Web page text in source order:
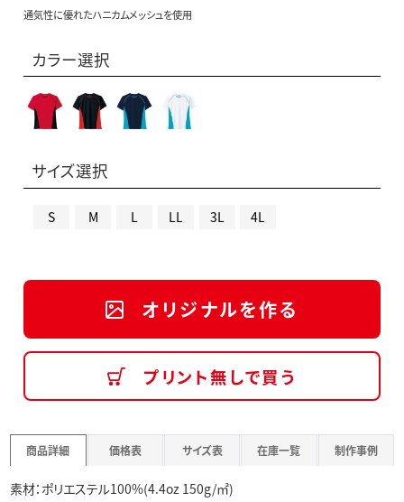
通気性に優れたハニカムメッシュを使用
カラー選択
サイズ選択
S M L LL 3L 4L
オリジナルを作る
プリント無しで買う
商品詳細 価格表 サイズ表 在庫一覧 制作事例
素材：ポリエステル100%(4.4oz 150g/㎡)